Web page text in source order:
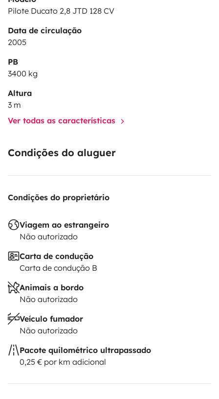
Pilote Ducato 2,8 JTD 128 CV
Data de circulação
2005
PB
3400 kg
Altura
3 m
Ver todas as características
Condições do aluguer
Condições do proprietário
Viagem ao estrangeiro
Não autorizado
Carta de condução
Carta de condução B
Animais a bordo
Não autorizado
Veículo fumador
Não autorizado
Pacote quilométrico ultrapassado
0,25 € por km adicional